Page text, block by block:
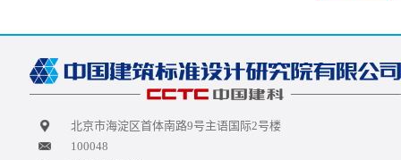
北京市海淀区首体南路9号主语国际2号楼
100048